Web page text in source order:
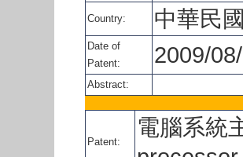
Country: 中華民
Date of
Patent:
2009/
Abstract:
Patent:
電腦系統